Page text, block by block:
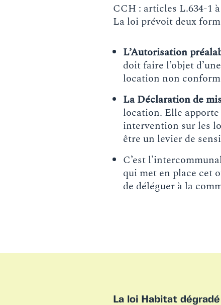
CCH : articles L.634-1 à
La loi prévoit deux
L’Autorisation
doit faire l’objet
location non
La Déclaration de
location. Elle
intervention sur les
être un levier de
C’est
qui met en place cet
de déléguer à la
La loi Habitat